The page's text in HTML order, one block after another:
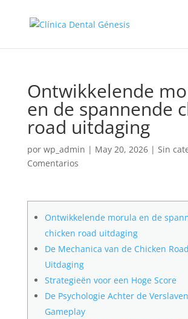
Ontwikkelende
en de spannende
road uitdaging
por wp_admin | May 20, 2026| Sin
Comentarios
Ontwikkelende morula en de
chicken road uitdaging
De Mechanica van de Chicken Road
Uitdaging
Strategieën voor een Hoge Score
De Psychologie Achter de
Gameplay